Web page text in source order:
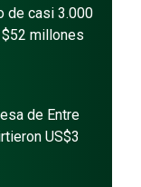
de casi 3.000
millones
de Entre
US$3